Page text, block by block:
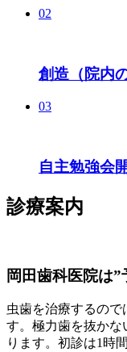
02
創造（院内
03
自主勉強会
診療案内
岡田歯科医院は
虫歯を治療するので
す。極力歯を抜かな
ります。初診は1時